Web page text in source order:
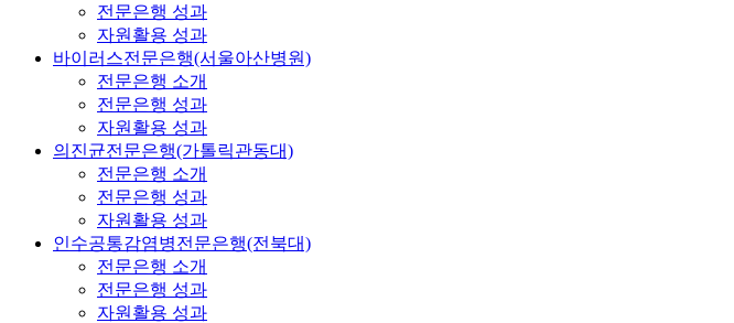
전문은행 성과
자원활용 성과
바이러스전문은행(서울아산병원)
전문은행 소개
전문은행 성과
자원활용 성과
의진균전문은행(가톨릭관동대)
전문은행 소개
전문은행 성과
자원활용 성과
인수공통감염병전문은행(전북대)
전문은행 소개
전문은행 성과
자원활용 성과